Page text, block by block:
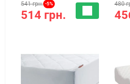
541 грн. -5%
514 грн.
480